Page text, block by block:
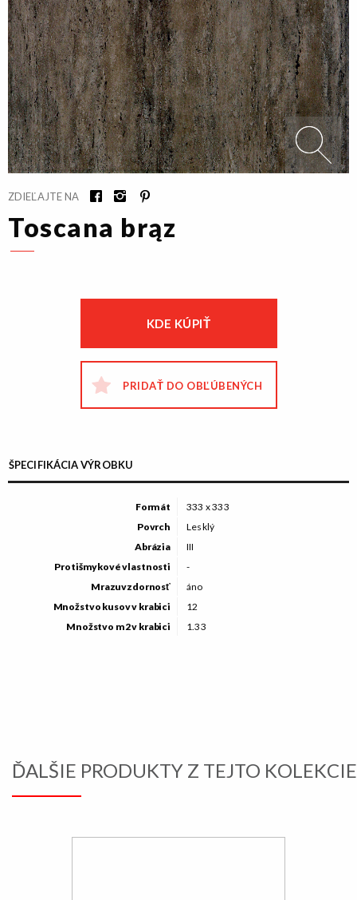
ZDIEĽAJTE NA
Toscana brąz
KDE KÚPIŤ
PRIDAŤ DO OBĽÚBENÝCH
ŠPECIFIKÁCIA VÝROBKU
Formát
333 x 333
Povrch
Lesklý
Abrázia
III
Protišmykové vlastnosti
-
Mrazuvzdornosť
áno
Množstvo kusov v krabici
12
Množstvo m2 v krabici
1.33
ĎALŠIE PRODUKTY Z TEJTO KOLEKCIE